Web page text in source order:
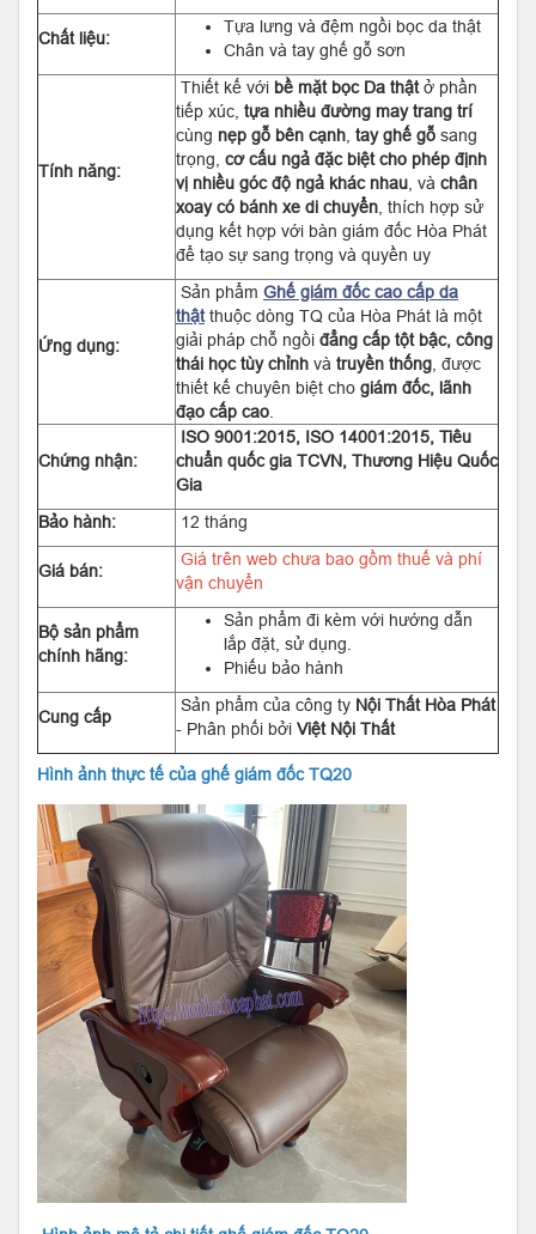
Chất liệu:
Tựa lưng và đệm ngồi bọc da thật
Chân và tay ghế gỗ sơn
Tính năng:
Thiết kế với bề mặt bọc Da thậtở phần
tiếp xúc, tựa nhiều đường may trang trí
cùng nẹp gỗ bên cạnh tay ghế gỗ sang
trọng, cơ cấu ngả đặc biệt cho phép định
vị nhiều góc độ ngả khác nhau , và chân
xoay có bánh xe di chuyển , thích hợp sử
dụng kết hợp với bàn giám đốc Hòa Phát
để tạo sự sang trọng và quyền uy
Ứng dụng:
Sản phẩm Ghế giám đốc cao cấp da
thậtthuộc dòng TQ của Hòa Phát là một
giải pháp chỗ ngồi đẳng cấp tột bậc, công
thái học tùy chỉnh và truyền thống , được
thiết kế chuyên biệt cho giám đốc, lãnh
đạo cấp cao
Chứng nhận:
ISO 9001:2015, ISO 14001:2015, Tiêu
chuẩn quốc gia TCVN, Thương Hiệu Quốc
Gia
Bảo hành:
12 tháng
Giá bán:
Giá trên web chưa bao gồm thuế và phí
vận chuyển
Bộ sản phẩm
chính hãng:
Sản phẩm đi kèm với hướng dẫn
lắp đặt, sử dụng.
Phiếu bảo hành
Cung cấp
Sản phẩm của công ty Nội Thất Hòa Phát
- Phân phối bởi Việt Nội Thất
Hình ảnh thực tế của ghế giám đốc TQ20